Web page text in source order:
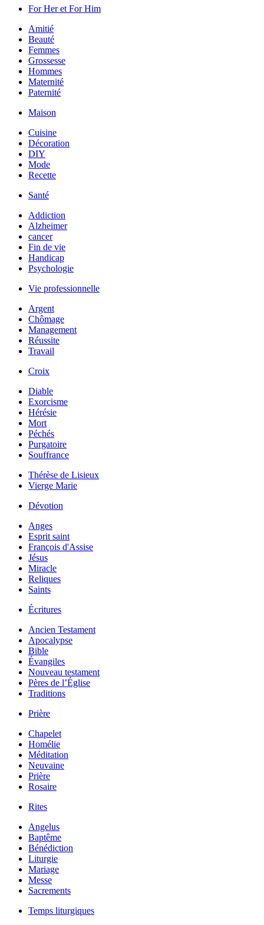
For Her et For Him
Amitié
Beauté
Femmes
Grossesse
Hommes
Maternité
Paternité
Maison
Cuisine
Décoration
DIY
Mode
Recette
Santé
Addiction
Alzheimer
cancer
Fin de vie
Handicap
Psychologie
Vie professionnelle
Argent
Chômage
Management
Réussite
Travail
Croix
Diable
Exorcisme
Hérésie
Mort
Péchés
Purgatoire
Souffrance
Thérèse de Lisieux
Vierge Marie
Dévotion
Anges
Esprit saint
François d'Assise
Jésus
Miracle
Reliques
Saints
Écritures
Ancien Testament
Apocalypse
Bible
Évangiles
Nouveau testament
Pères de l’Église
Traditions
Prière
Chapelet
Homélie
Méditation
Neuvaine
Prière
Rosaire
Rites
Angelus
Baptême
Bénédiction
Liturgie
Mariage
Messe
Sacrements
Temps liturgiques